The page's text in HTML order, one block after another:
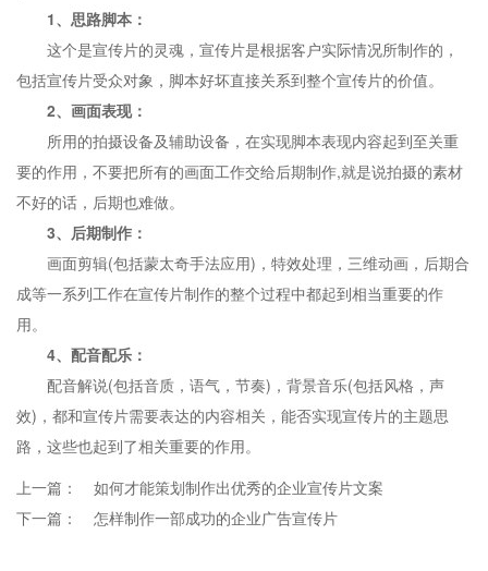
1、思路脚本：
这个是宣传片的灵魂，宣传片是根据客户实际情况所制作的，
包括宣传片受众对象，脚本好坏直接关系到整个宣传片的价值。
2、画面表现：
所用的拍摄设备及辅助设备，在实现脚本表现内容起到至关重
要的作用，不要把所有的画面工作交给后期制作,就是说拍摄的素材
不好的话，后期也难做。
3、后期制作：
画面剪辑(包括蒙太奇手法应用)，特效处理，三维动画，后期合
成等一系列工作在宣传片制作的整个过程中都起到相当重要的作
用。
4、配音配乐：
配音解说(包括音质，语气，节奏)，背景音乐(包括风格，声
效)，都和宣传片需要表达的内容相关，能否实现宣传片的主题思
路，这些也起到了相关重要的作用。
上一篇：
如何才能策划制作出优秀的企业宣传片文案
下一篇：
怎样制作一部成功的企业广告宣传片